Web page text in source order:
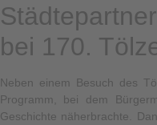
bei 170.
Neben einem Besuch des
Programm, bei dem
Geschichte näherbrachte.